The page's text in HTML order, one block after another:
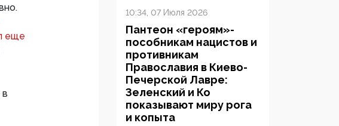
еще
10:34, 07 Июля 2026
Пантеон «героям»-
пособникам нацистов и
противникам
Православия в Киево-
Печерской Лавре:
Зеленский и Ко
показывают миру рога
и копыта